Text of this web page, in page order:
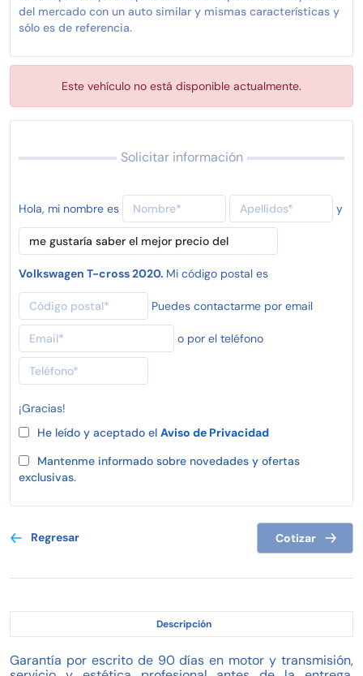
del mercado con un auto similar y mismas características y
sólo es de referencia.
Este vehículo no está disponible actualmente.
Solicitar información
Hola, mi nombre es y
Volkswagen T-cross 2020. Mi código postal es
Puedes contactarme por email
o por el teléfono
¡Gracias!
He leído y aceptado el Aviso de Privacidad
Mantenme informado sobre novedades y ofertas
exclusivas.
Regresar Cotizar
Descripción
Garantía por escrito de 90 días en motor y transmisión,